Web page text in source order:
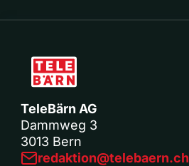
TeleBärn AG
Dammweg 3
3013 Bern
redaktion@telebaern.ch